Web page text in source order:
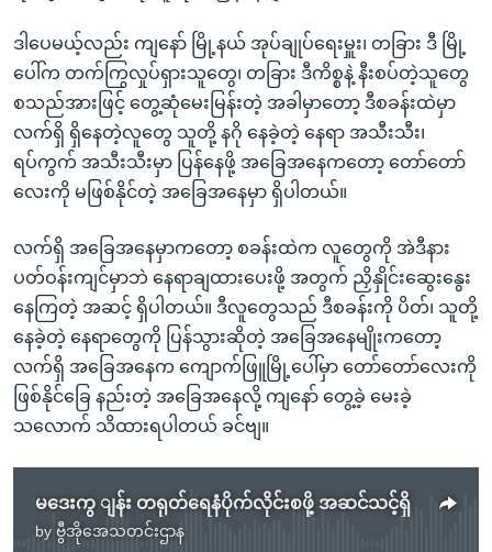
ဒါပေမယ့်လည်း ကျနော် မြို့နယ် အုပ်ချုပ်ရေးမှူး၊ တခြား ဒီ မြို့
ပေါ်က တက်ကြွလှုပ်ရှားသူတွေ၊ တခြား ဒီကိစ္စနဲ့ နီးစပ်တဲ့သူတွေ
စသည်အားဖြင့် တွေ့ဆုံမေးမြန်းတဲ့ အခါမှာတော့ ဒီစခန်းထဲမှာ
လက်ရှိ ရှိနေတဲ့လူတွေ သူတို့ နဂို နေခဲ့တဲ့ နေရာ အသီးသီး၊
ရပ်ကွက် အသီးသီးမှာ ပြန်နေဖို့ အခြေအနေကတော့ တော်တော်
လေးကို မဖြစ်နိုင်တဲ့ အခြေအနေမှာ ရှိပါတယ်။
လက်ရှိ အခြေအနေမှာကတော့ စခန်းထဲက လူတွေကို အဲဒီနား
ပတ်ဝန်းကျင်မှာဘဲ နေရာချထားပေးဖို့ အတွက် ညှိနှိုင်းဆွေးနွေး
နေကြတဲ့ အဆင့် ရှိပါတယ်။ ဒီလူတွေသည် ဒီစခန်းကို ပိတ်၊ သူတို့
နေခဲ့တဲ့ နေရာတွေကို ပြန်သွားဆိုတဲ့ အခြေအနေမျိုးကတော့
လက်ရှိ အခြေအနေက ကျောက်ဖြူမြို့ပေါ်မှာ တော်တော်လေးကို
ဖြစ်နိုင်ခြေ နည်းတဲ့ အခြေအနေလို့ ကျနော် တွေ့ခဲ့ မေးခဲ့
သလောက် သိထားရပါတယ် ခင်ဗျ။
မဒေးကွ ျန်း တရုတ်ရေနံပိုက်လိုင်းစဖို့ အဆင်သင့်ရှိ
by ဗွီအိုအေသတင်းဌာန
No media source currently available